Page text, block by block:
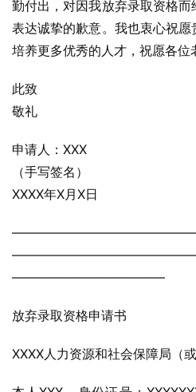
勤付出，对因我放弃录取资格
表达诚挚的歉意。我也衷心祝
培养更多优秀的人才，祝愿各位
此致
敬礼
申请人：XXX
（手写签名）
XXXX年X月X日
————————————
放弃录取资格申请书
XXXX人力资源和社会保障局（